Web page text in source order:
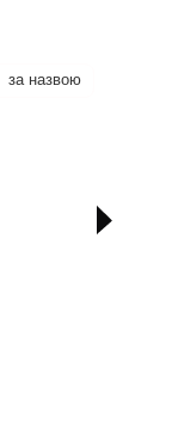
за назвою